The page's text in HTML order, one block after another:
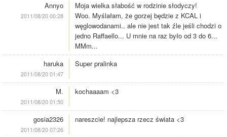
Annyo
2011/08/20 00:28
Moja wielka słabość w rodzinie słodyczy!
Woo. Myślałam, że gorzej będzie z KCAL i
węglowodanami.. ale nie jest tak źle jeśli chodzi o
jedno Raffaello... U mnie na raz było od 3 do 6...
MMm...
haruka
2011/08/20 01:47
Super pralinka
M.
2011/08/20 01:50
kochaaaam <3
gosia2326
2011/08/20 07:26
nareszcie! najlepsza rzecz świata <3